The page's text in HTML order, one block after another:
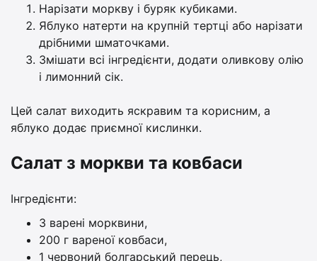
Нарізати моркву і буряк кубиками.
Яблуко натерти на крупній тертці або нарізати
дрібними шматочками.
Змішати всі інгредієнти, додати оливкову олію
і лимонний сік.
Цей салат виходить яскравим та корисним, а
яблуко додає приємної кислинки.
Салат з моркви та ковбаси
Інгредієнти:
3 варені морквини,
200 г вареної ковбаси,
1 червоний болгарський перець,